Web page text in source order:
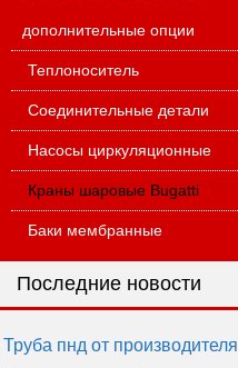
дополнительные опции
Теплоноситель
Соединительные детали
Насосы циркуляционные
Краны шаровые Bugatti
Баки мембранные
Последние новости
Труба пнд от производителя